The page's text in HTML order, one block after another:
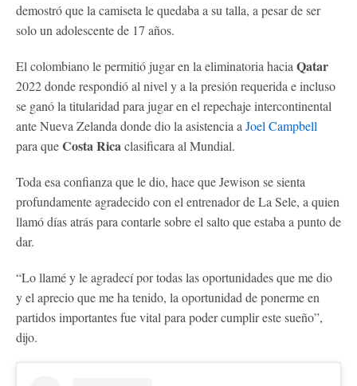
demostró que la camiseta le quedaba a su talla, a pesar de ser
solo un adolescente de 17 años.
El colombiano le permitió jugar en la eliminatoria hacia Qatar
2022 donde respondió al nivel y a la presión requerida e incluso
se ganó la titularidad para jugar en el repechaje intercontinental
ante Nueva Zelanda donde dio la asistencia a Joel Campbell
para queCosta Ricaclasificara al Mundial.
Toda esa confianza que le dio, hace que Jewison se sienta
profundamente agradecido con el entrenador de La Sele, a quien
llamó días atrás para contarle sobre el salto que estaba a punto de
dar.
“Lo llamé y le agradecí por todas las oportunidades que me dio
y el aprecio que me ha tenido, la oportunidad de ponerme en
partidos importantes fue vital para poder cumplir este sueño”,
dijo.